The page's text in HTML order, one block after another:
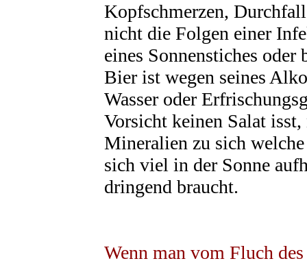
Kopfschmerzen,
nicht die Folgen einer
eines Sonnenstiches
Bier ist wegen seines
Wasser oder
Vorsicht keinen Salat
Mineralien zu sich
sich viel in der Sonne
dringend braucht.
Wenn man vom Fluch